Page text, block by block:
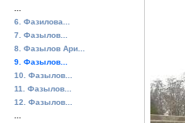
6. Фазилова...
7. Фазылов...
8. Фазылов Ари...
9. Фазылов...
10. Фазылов...
11. Фазылов...
12. Фазылов...